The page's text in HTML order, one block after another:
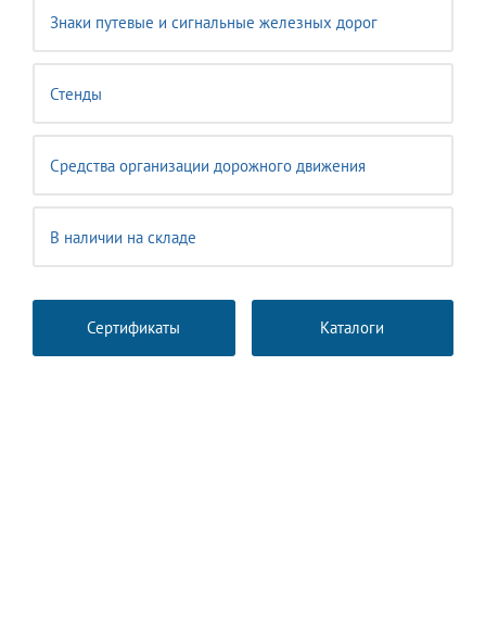
Знаки путевые и сигнальные железных дорог
Стенды
Средства организации дорожного движения
В наличии на складе
Сертификаты Каталоги